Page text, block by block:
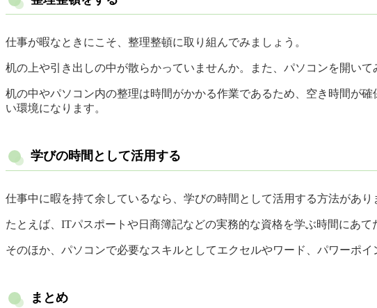
仕事が暇なときにこそ、整理整頓に取り組んでみましょう。
机の上や引き出しの中が散らかっていませんか。また、パソコンを開い
机の中やパソコン内の整理は時間がかかる作業であるため、空き時間が
い環境になります。
学びの時間として活用する
仕事中に暇を持て余しているなら、学びの時間として活用する方法があり
たとえば、ITパスポートや日商簿記などの実務的な資格を学ぶ時間にあ
そのほか、パソコンで必要なスキルとしてエクセルやワード、パワーポ
まとめ